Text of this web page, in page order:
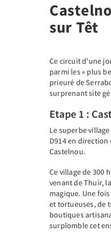
sur Têt
Ce circuit d’une
parmi les « plus
prieuré de
surprenant site
Etape 1 :
Le superbe
D914 en
Castelnou.
Ce village de 300
venant de Thuir,
magique. Une
et tortueuses, de
boutiques
surplomble cet